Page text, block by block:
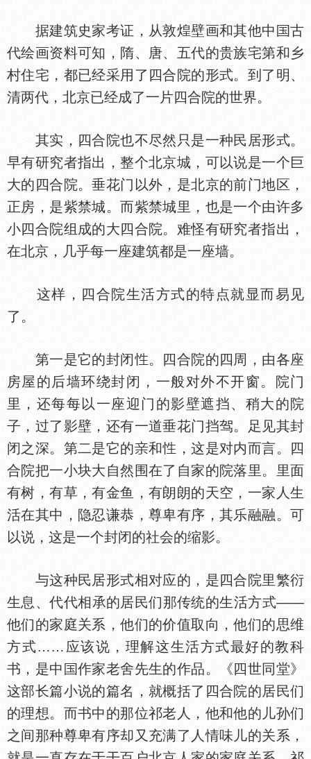
据建筑史家考证，从敦煌壁画和其他中
古
代绘画资料可知，隋、唐、五代的贵族宅第和乡
村住宅，都已经采用了四合院的形式。到了明、
清两代，北京已经成了一片四合院的世界。
其实，四合院也不尽然只是一种民居形式。
早有研究者指出，整个北京城，可以说是一个巨
大的四合院。垂花门以外，是北京的前门地区，
正房，是紫禁城。而紫禁城里，也是一个由许多
小四合院组成的大四合院。难怪有研究者指出，
在北京，几乎每一座建筑都是一座墙。
这样，四合院生活方式的特点就显而易见
了。
第一是它的封闭
。四合院的四周，由各座
房屋的后墙环绕封闭，一般对外不开窗。院门
里，还每每以一座迎门的影壁遮挡、稍大的院
子，过了影壁，还有一道垂花门挡驾。足见其封
闭之深。第二是它的
和
，这是对内而言。四
合院把一小块大自然围在了自家的院落里。里面
有树，有草，有金鱼，有朗朗的天空，一家人生
活在其中，隐忍谦恭，尊卑有序，其乐融融。可
以说，这是一个封闭的社会的缩影。
与这种民居形式相对应的，是四合院里繁衍
生息、代代相承的居民们那传统的生活方式——
他们的家庭关系，他们的价值取向，他们的思维
方式……应该说，理解这生活方式最好的教科
书，是中
作家老舍先生的作品。《四世同堂》
这部长篇小说的篇名，就概括了四合院的居民们
的理想。而书中的那位祁老人，他和他的儿孙们
之间那种尊卑有序却又充满了人情味儿的关系，